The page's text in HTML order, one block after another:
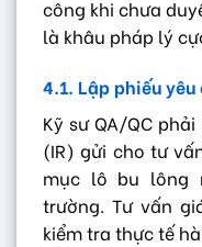
công khi chưa
là khâu pháp lý
4.1. Lập phiếu
Kỹ sư QA/QC
(IR) gửi cho tư
mục lô bu lông
trường. Tư vấn
kiểm tra thực tế